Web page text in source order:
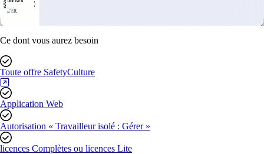
Ce dont vous aurez besoin
Toute offre SafetyCulture
Application Web
Autorisation « Travailleur isolé : Gérer »
licences Complètes ou licences Lite